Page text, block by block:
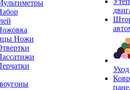
Ножи
Уход